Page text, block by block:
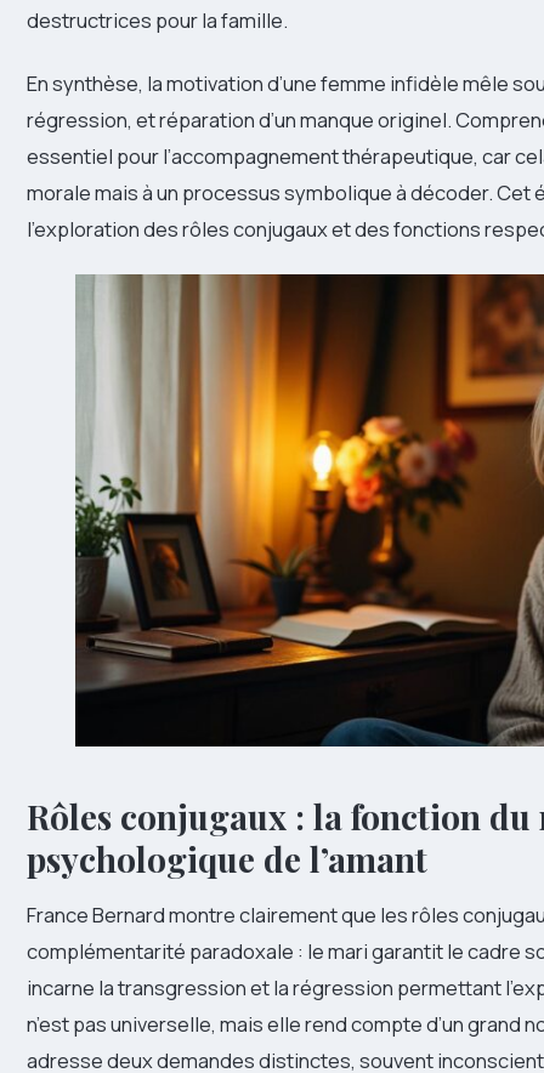
destructrices pour la famille.
En synthèse, la motivation d’une femme infidèle mêle
régression, et réparation d’un manque originel.
essentiel pour l’accompagnement thérapeutique, car
morale mais à un processus symbolique à décoder.
l’exploration des rôles conjugaux et des fonctions
Rôles conjugaux : la fonction
psychologique de l’amant
France Bernard montre clairement que les rôles
complémentarité paradoxale : le mari garantit le cadre
incarne la transgression et la régression permettant
n’est pas universelle, mais elle rend compte d’un grand
adresse deux demandes distinctes, souvent